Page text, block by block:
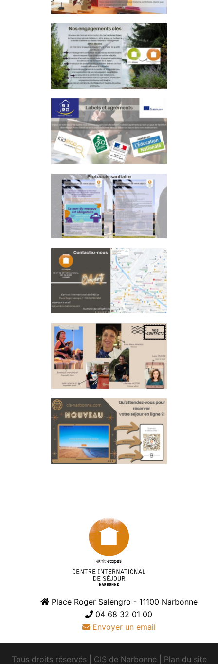
Place Roger Salengro - 11100 Narbonne
04 68 32 01 00
Envoyer un email
Tous droits réservés CIS de Narbonne Plan du site